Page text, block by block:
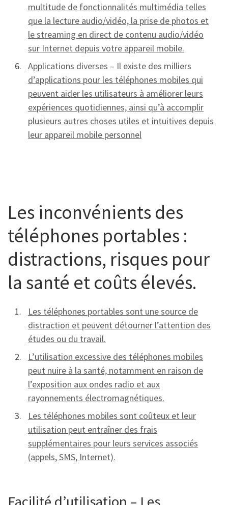
multitude de fonctionnalités multimédia telles
que la lecture audio/vidéo, la prise de photos et
le streaming en direct de contenu audio/vidéo
sur Internet depuis votre appareil mobile.
Applications diverses – Il existe des milliers
d’applications pour les téléphones mobiles qui
peuvent aider les utilisateurs à améliorer leurs
expériences quotidiennes, ainsi qu’à accomplir
plusieurs autres choses utiles et intuitives depuis
leur appareil mobile personnel
Les inconvénients des
téléphones portables :
distractions, risques pour
la santé et coûts élevés.
Les téléphones portables sont une source de
distraction et peuvent détourner l’attention des
études ou du travail.
L’utilisation excessive des téléphones mobiles
peut nuire à la santé, notamment en raison de
l’exposition aux ondes radio et aux
rayonnements électromagnétiques.
Les téléphones mobiles sont coûteux et leur
utilisation peut entraîner des frais
supplémentaires pour leurs services associés
(appels, SMS, Internet).
Facilité d’utilisation – Les